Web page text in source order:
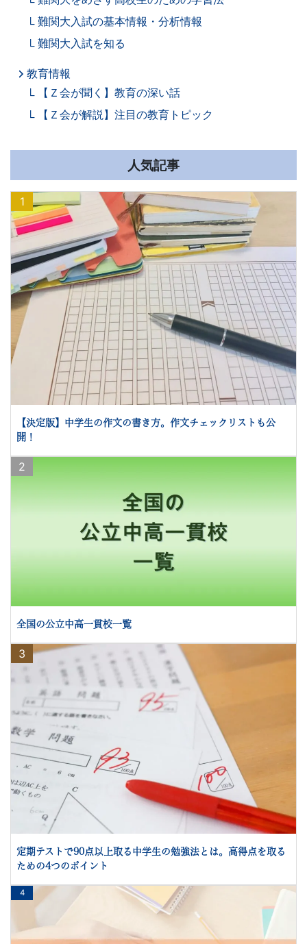
難関大入試の基本情報・分析情報
難関大入試を知る
教育情報
【Ｚ会が聞く】教育の深い話
【Ｚ会が解説】注目の教育トピック
人気記事
1
【決定版】中学生の作文の書き方。作文チェックリストも公
開！
2
全国の公立中高一貫校一覧
3
定期テストで90点以上取る中学生の勉強法とは。高得点を取る
ための4つのポイント
4